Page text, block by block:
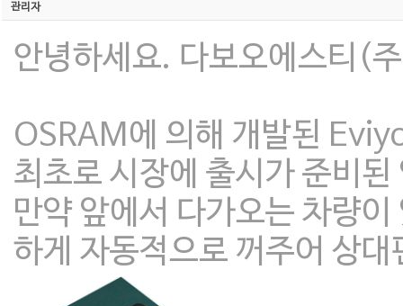
관리자
안녕하세요. 다보오에스티(
OSRAM에 의해 개발된
최초로 시장에 출시가 준비
만약 앞에서 다가오는 차량
하게 자동적으로 꺼주어 상